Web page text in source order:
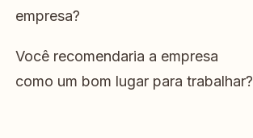
empresa?
Você recomendaria a empresa
como um bom lugar para trabalhar?